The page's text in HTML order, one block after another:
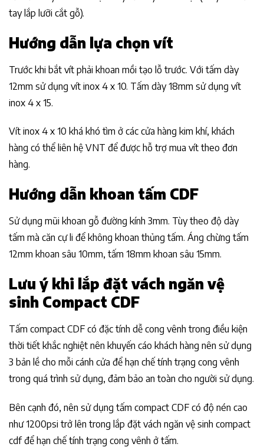
tay lắp lưỡi cắt gỗ).
Hướng dẫn lựa chọn vít
Trước khi bắt vít phải khoan mồi tạo lỗ trước. Với tấm dày
12mm sử dụng vít inox 4 x 10. Tấm dày 18mm sử dụng vít
inox 4 x 15.
Vít inox 4 x 10 khá khó tìm ở các cửa hàng kim khí, khách
hàng có thể liên hệ VNT để được hỗ trợ mua vít theo đơn
hàng.
Hướng dẫn khoan tấm CDF
Sử dụng mũi khoan gỗ đường kính 3mm. Tùy theo độ dày
tấm mà căn cự li để không khoan thủng tấm. Áng chừng tấm
12mm khoan sâu 10mm, tấm 18mm khoan sâu 15mm.
Lưu ý khi lắp đặt vách ngăn vệ
sinh Compact CDF
Tấm compact CDF có đặc tính dễ cong vênh trong điều kiện
thời tiết khắc nghiệt nên khuyến cáo khách hàng nên sử dụng
3 bản lề cho mỗi cánh cửa để hạn chế tính trạng cong vênh
trong quá trình sử dụng, đảm bảo an toàn cho người sử dụng.
Bên cạnh đó, nên sử dụng tấm compact CDF có độ nén cao
như 1200psi trở lên trong lắp đặt vách ngăn vệ sinh compact
cdf để hạn chế tính trạng cong vênh ở tấm.